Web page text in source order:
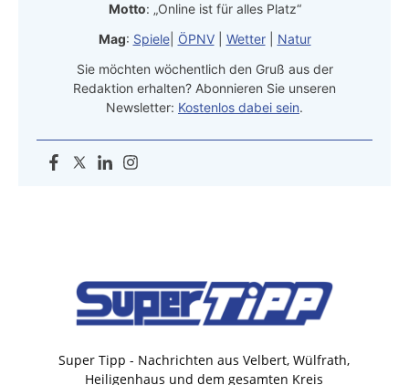
Motto: „Online ist für alles Platz“
Mag: Spiele| ÖPNV| Wetter| Natur
Sie möchten wöchentlich den Gruß aus der
Redaktion erhalten? Abonnieren Sie unseren
Newsletter: Kostenlos dabei sein.
Super Tipp - Nachrichten aus Velbert, Wülfrath,
Heiligenhaus und dem gesamten Kreis